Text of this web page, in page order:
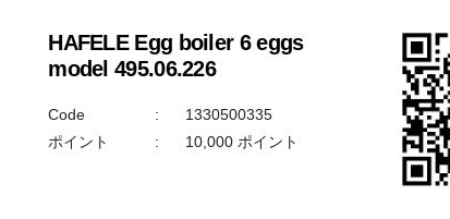
HAFELE Egg boiler 6 eggs
model 495.06.226
Code :
1330500335
ポイント
: 10,000 ポイント